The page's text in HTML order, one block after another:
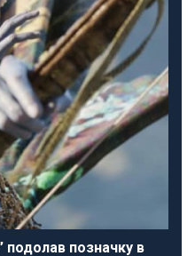
подолав позначку в